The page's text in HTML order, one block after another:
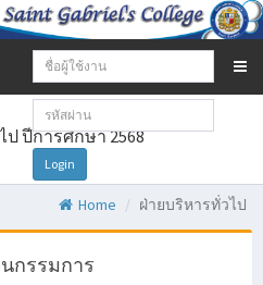
Email
address:
Password:
Login
ปีการศึกษา 2568
Home ฝ่ายบริหารทั่วไป
กรรมการ